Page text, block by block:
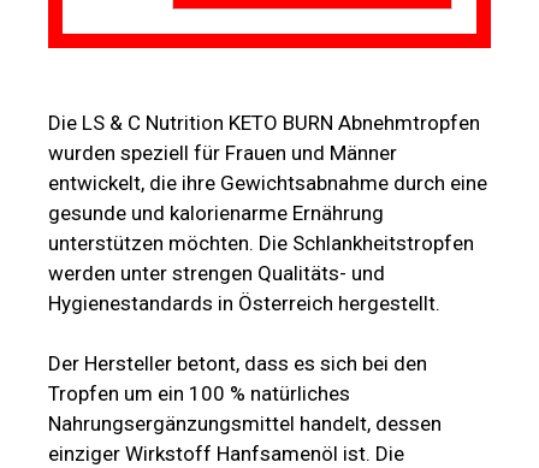
Die LS & C Nutrition KETO BURN Abnehmtropfen
wurden speziell für Frauen und Männer
entwickelt, die ihre Gewichtsabnahme durch eine
gesunde und kalorienarme Ernährung
unterstützen möchten. Die Schlankheitstropfen
werden unter strengen Qualitäts- und
Hygienestandards in Österreich hergestellt.
Der Hersteller betont, dass es sich bei den
Tropfen um ein 100 % natürliches
Nahrungsergänzungsmittel handelt, dessen
einziger Wirkstoff Hanfsamenöl ist. Die